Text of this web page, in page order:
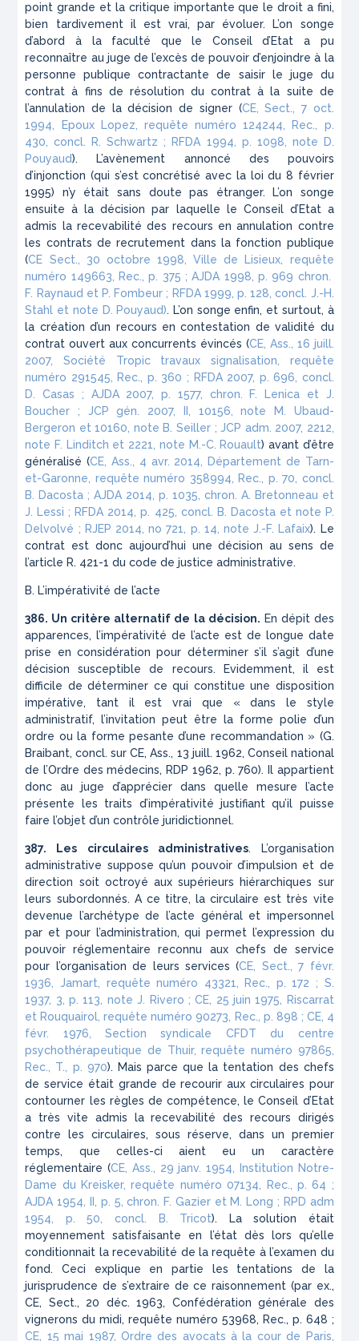
point grande et la critique importante que le droit a fini,
bien tardivement il est vrai, par évoluer. L’on songe
d’abord à la faculté que le Conseil d’Etat a pu
reconnaître au juge de l’excès de pouvoir d’enjoindre à la
personne publique contractante de saisir le juge du
contrat à fins de résolution du contrat à la suite de
l’annulation de la décision de signer (CE, Sect., 7 oct.
1994, Epoux Lopez, requête numéro 124244, Rec., p.
430, concl. R. Schwartz ; RFDA 1994, p. 1098, note D.
Pouyaud). L’avènement annoncé des pouvoirs
d’injonction (qui s’est concrétisé avec la loi du 8 février
1995) n’y était sans doute pas étranger. L’on songe
ensuite à la décision par laquelle le Conseil d’Etat a
admis la recevabilité des recours en annulation contre
les contrats de recrutement dans la fonction publique
(CE Sect., 30 octobre 1998, Ville de Lisieux, requête
numéro 149663, Rec., p. 375 ; AJDA 1998, p. 969 chron.
F. Raynaud et P. Fombeur ; RFDA 1999, p. 128, concl. J.-H.
Stahl et note D. Pouyaud). L’on songe enfin, et surtout, à
la création d’un recours en contestation de validité du
contrat ouvert aux concurrents évincés (CE, Ass., 16 juill.
2007, Société Tropic travaux signalisation, requête
numéro 291545, Rec., p. 360 ; RFDA 2007, p. 696, concl.
D. Casas ; AJDA 2007, p. 1577, chron. F. Lenica et J.
Boucher ; JCP gén. 2007, II, 10156, note M. Ubaud-
Bergeron et 10160, note B. Seiller ; JCP adm. 2007, 2212,
note F. Linditch et 2221, note M.-C. Rouault) avant d’être
généralisé (CE, Ass., 4 avr. 2014, Département de Tarn-
et-Garonne, requête numéro 358994, Rec., p. 70, concl.
B. Dacosta ; AJDA 2014, p. 1035, chron. A. Bretonneau et
J. Lessi ; RFDA 2014, p. 425, concl. B. Dacosta et note P.
Delvolvé ; RJEP 2014, no 721, p. 14, note J.-F. Lafaix). Le
contrat est donc aujourd’hui une décision au sens de
l’article R. 421-1 du code de justice administrative.
B. L’impérativité de l’acte
386. Un critère alternatif de la décision. En dépit des
apparences, l’impérativité de l’acte est de longue date
prise en considération pour déterminer s’il s’agit d’une
décision susceptible de recours. Evidemment, il est
difficile de déterminer ce qui constitue une disposition
impérative, tant il est vrai que « dans le style
administratif, l’invitation peut être la forme polie d’un
ordre ou la forme pesante d’une recommandation » (G.
Braibant, concl. sur CE, Ass., 13 juill. 1962, Conseil national
de l’Ordre des médecins, RDP 1962, p. 760). Il appartient
donc au juge d’apprécier dans quelle mesure l’acte
présente les traits d’impérativité justifiant qu’il puisse
faire l’objet d’un contrôle juridictionnel.
387. Les circulaires administratives. L’organisation
administrative suppose qu’un pouvoir d’impulsion et de
direction soit octroyé aux supérieurs hiérarchiques sur
leurs subordonnés. A ce titre, la circulaire est très vite
devenue l’archétype de l’acte général et impersonnel
par et pour l’administration, qui permet l’expression du
pouvoir réglementaire reconnu aux chefs de service
pour l’organisation de leurs services (CE, Sect., 7 févr.
1936, Jamart, requête numéro 43321, Rec., p. 172 ; S.
1937, 3, p. 113, note J. Rivero ; CE, 25 juin 1975, Riscarrat
et Rouquairol, requête numéro 90273, Rec., p. 898 ; CE, 4
févr. 1976, Section syndicale CFDT du centre
psychothérapeutique de Thuir, requête numéro 97865,
Rec., T., p. 970). Mais parce que la tentation des chefs
de service était grande de recourir aux circulaires pour
contourner les règles de compétence, le Conseil d’Etat
a très vite admis la recevabilité des recours dirigés
contre les circulaires, sous réserve, dans un premier
temps, que celles-ci aient eu un caractère
réglementaire (CE, Ass., 29 janv. 1954, Institution Notre-
Dame du Kreisker, requête numéro 07134, Rec., p. 64 ;
AJDA 1954, II, p. 5, chron. F. Gazier et M. Long ; RPD adm
1954, p. 50, concl. B. Tricot). La solution était
moyennement satisfaisante en l’état dès lors qu’elle
conditionnait la recevabilité de la requête à l’examen du
fond. Ceci explique en partie les tentations de la
jurisprudence de s’extraire de ce raisonnement (par ex.,
CE, Sect., 20 déc. 1963, Confédération générale des
vignerons du midi, requête numéro 53968, Rec., p. 648 ;
CE, 15 mai 1987, Ordre des avocats à la cour de Paris,